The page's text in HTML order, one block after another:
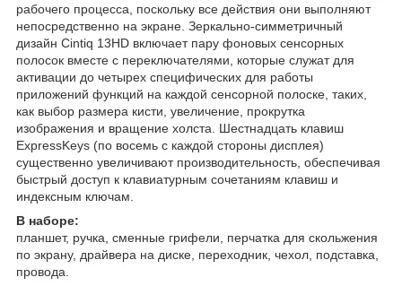
рабочего процесса, поскольку все действия они выполняют
непосредственно на экране. Зеркально-симметричный
дизайн Cintiq 13HD включает пару фоновых сенсорных
полосок вместе с переключателями, которые служат для
активации до четырех специфических для работы
приложений функций на каждой сенсорной полоске, таких,
как выбор размера кисти, увеличение, прокрутка
изображения и вращение холста. Шестнадцать клавиш
ExpressKeys (по восемь с каждой стороны дисплея)
существенно увеличивают производительность, обеспечивая
быстрый доступ к клавиатурным сочетаниям клавиш и
индексным ключам.
В наборе:
планшет, ручка, сменные грифели, перчатка для скольжения
по экрану, драйвера на диске, переходник, чехол, подставка,
провода.